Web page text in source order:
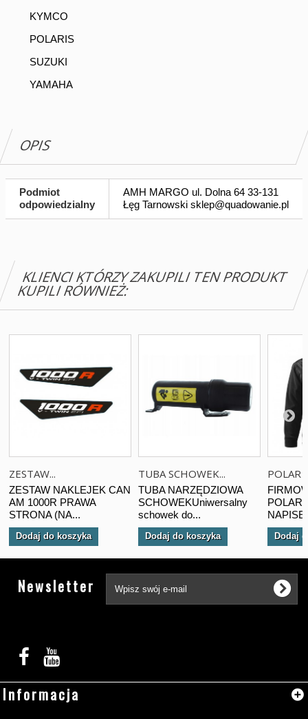
KYMCO
POLARIS
SUZUKI
YAMAHA
OPIS
Podmiot
odpowiedzialny
AMH MARGO ul. Dolna 64 33-131
Łęg Tarnowski sklep@quadowanie.pl
KLIENCI KTÓRZY ZAKUPILI TEN PRODUKT
KUPILI RÓWNIEŻ:
ZESTAW...
ZESTAW NAKLEJEK CAN
AM 1000R PRAWA
STRONA (NA...
Dodaj do koszyka
TUBA SCHOWEK...
TUBA NARZĘDZIOWA
SCHOWEKUniwersalny
schowek do...
Dodaj do koszyka
POLAR
Dodaj
Newsletter
Informacja